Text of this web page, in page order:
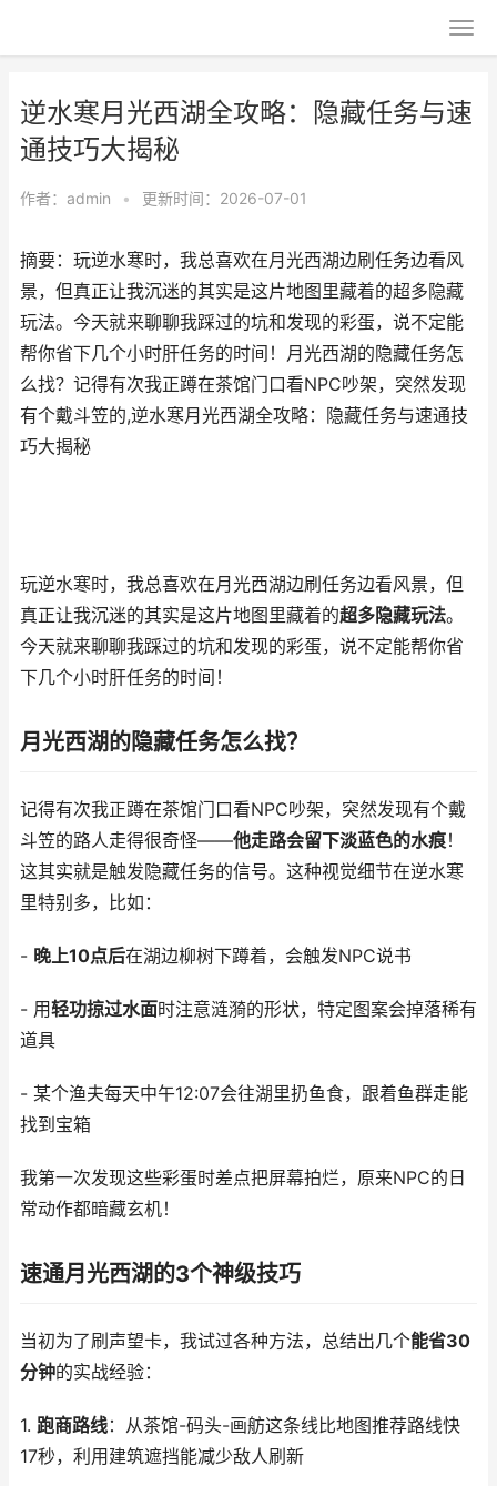
逆水寒月光西湖全攻略：隐藏任务与速
通技巧大揭秘
作者： admin • 更新时间：2026-07-01
摘要：玩逆水寒时，我总喜欢在月光西湖边刷任务边看风
景，但真正让我沉迷的其实是这片地图里藏着的超多隐藏
玩法。今天就来聊聊我踩过的坑和发现的彩蛋，说不定能
帮你省下几个小时肝任务的时间！月光西湖的隐藏任务怎
么找？记得有次我正蹲在茶馆门口看NPC吵架，突然发现
有个戴斗笠的,逆水寒月光西湖全攻略：隐藏任务与速通技
巧大揭秘
玩逆水寒时，我总喜欢在月光西湖边刷任务边看风景，但
真正让我沉迷的其实是这片地图里藏着的超多隐藏玩法。
今天就来聊聊我踩过的坑和发现的彩蛋，说不定能帮你省
下几个小时肝任务的时间！
月光西湖的隐藏任务怎么找？
记得有次我正蹲在茶馆门口看NPC吵架，突然发现有个戴
斗笠的路人走得很奇怪——他走路会留下淡蓝色的水痕！
这其实就是触发隐藏任务的信号。这种视觉细节在逆水寒
里特别多，比如：
- 晚上10点后在湖边柳树下蹲着，会触发NPC说书
- 用轻功掠过水面时注意涟漪的形状，特定图案会掉落稀有
道具
- 某个渔夫每天中午12:07会往湖里扔鱼食，跟着鱼群走能
找到宝箱
我第一次发现这些彩蛋时差点把屏幕拍烂，原来NPC的日
常动作都暗藏玄机！
速通月光西湖的3个神级技巧
当初为了刷声望卡，我试过各种方法，总结出几个能省30
分钟的实战经验：
1. 跑商路线：从茶馆-码头-画舫这条线比地图推荐路线快
17秒，利用建筑遮挡能减少敌人刷新